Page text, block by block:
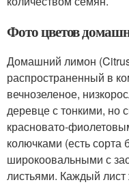
Фото цветов
Домашний лимон
распространенный в
вечнозеленое,
деревце с тонкими, но
красновато-
колючками (есть сорта
широкоовальными с
листьями. Каждый лист